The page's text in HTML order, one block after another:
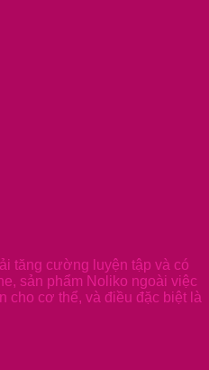
tăng cường luyện tập và có
sản phẩm Noliko ngoài việc
cho cơ thể, và điều đặc biệt là